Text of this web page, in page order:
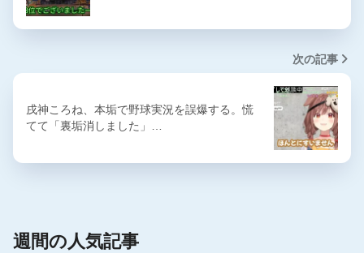
次の記事
戌神ころね、本垢で野球実況を誤爆する。慌
てて「裏垢消しました」…
週間の人気記事